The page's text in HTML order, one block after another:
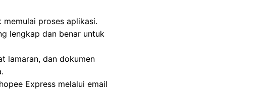
memulai proses aplikasi.
lengkap dan benar untuk
lamaran, dan dokumen
Express melalui email